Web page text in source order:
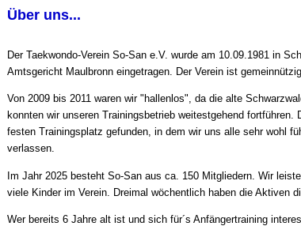
Über uns...
Der Taekwondo-Verein So-San e.V. wurde am 10.09.1981 in
Amtsgericht Maulbronn eingetragen. Der Verein ist
Von 2009 bis 2011 waren wir "hallenlos", da die alte
konnten wir unseren Trainingsbetrieb weitestgehend
festen Trainingsplatz gefunden, in dem wir uns alle sehr wohl
verlassen.
Im Jahr 2025 besteht So-San aus ca. 150 Mitgliedern. Wir
viele Kinder im Verein. Dreimal wöchentlich haben die Aktiven
Wer bereits 6 Jahre alt ist und sich für´s Anfängertraining